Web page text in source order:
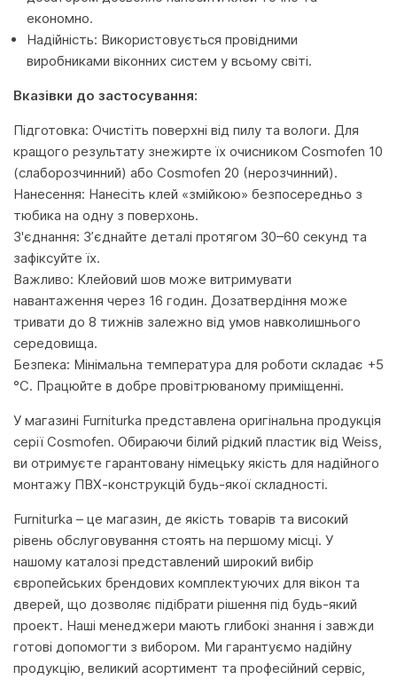
економно.
Надійність: Використовується провідними
виробниками віконних систем у всьому світі.
Вказівки до застосування:
Підготовка: Очистіть поверхні від пилу та вологи. Для
кращого результату знежирте їх очисником Cosmofen 10
(слаборозчинний) або Cosmofen 20 (нерозчинний).
Нанесення: Нанесіть клей «змійкою» безпосередньо з
тюбика на одну з поверхонь.
З'єднання: З’єднайте деталі протягом 30–60 секунд та
зафіксуйте їх.
Важливо: Клейовий шов може витримувати
навантаження через 16 годин. Дозатвердіння може
тривати до 8 тижнів залежно від умов навколишнього
середовища.
Безпека: Мінімальна температура для роботи складає +5
°C. Працюйте в добре провітрюваному приміщенні.
У магазині Furniturka представлена оригінальна продукція
серії Cosmofen. Обираючи білий рідкий пластик від Weiss,
ви отримуєте гарантовану німецьку якість для надійного
монтажу ПВХ-конструкцій будь-якої складності.
Furniturka – це магазин, де якість товарів та високий
рівень обслуговування стоять на першому місці. У
нашому каталозі представлений широкий вибір
європейських брендових комплектуючих для вікон та
дверей, що дозволяє підібрати рішення під будь-який
проект. Наші менеджери мають глибокі знання і завжди
готові допомогти з вибором. Ми гарантуємо надійну
продукцію, великий асортимент та професійний сервіс,